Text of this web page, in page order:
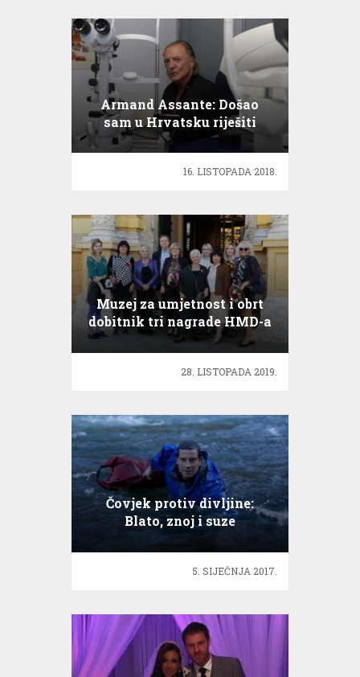
Armand Assante: Došao
sam u Hrvatsku riješiti
probleme s vidom!
16. LISTOPADA 2018.
Muzej za umjetnost i obrt
dobitnik tri nagrade HMD-a
28. LISTOPADA 2019.
Čovjek protiv divljine:
Blato, znoj i suze
5. SIJEČNJA 2017.